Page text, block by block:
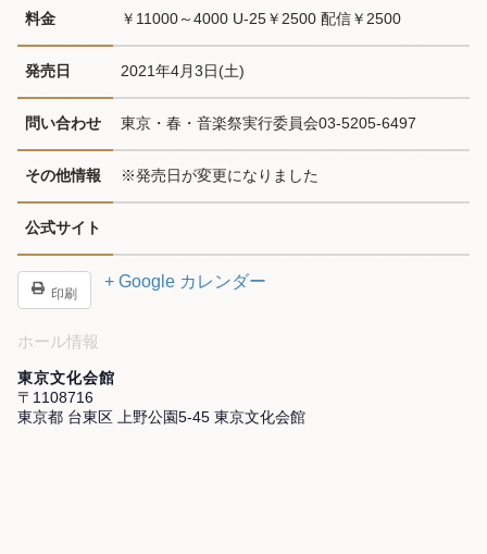
料金 ￥11000～4000 U-25￥2500 配信￥2500
発売日 2021年4月3日(土)
問い合わせ 東京・春・音楽祭実行委員会03-5205-6497
その他情報 ※発売日が変更になりました
公式サイト
印刷
+ Google カレンダー
ホール情報
東京文化会館
〒1108716
東京都 台東区 上野公園5-45 東京文化会館